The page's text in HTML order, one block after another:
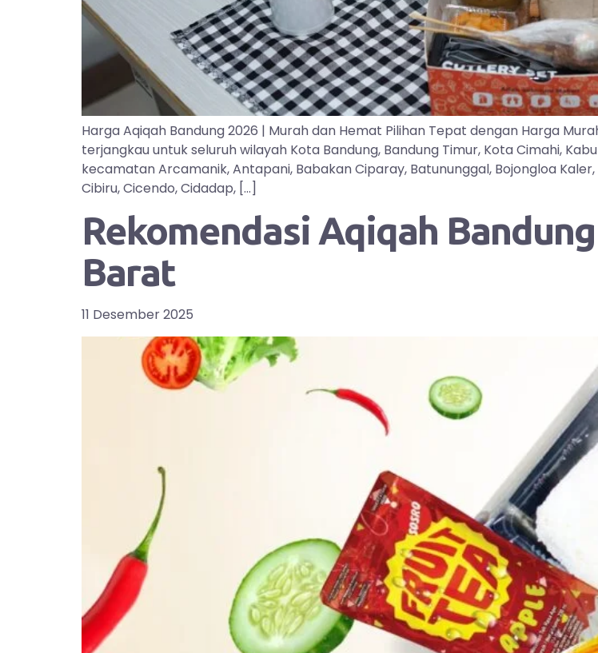
Harga Aqiqah Bandung 2026 | Murah dan Hemat Pilihan Tepat dengan Harga
terjangkau untuk seluruh wilayah Kota Bandung, Bandung Timur, Kota Cimahi,
kecamatan Arcamanik, Antapani, Babakan Ciparay, Batununggal, Bojongloa
Cibiru, Cicendo, Cidadap, […]
Rekomendasi Aqiqah
Barat
11 Desember 2025